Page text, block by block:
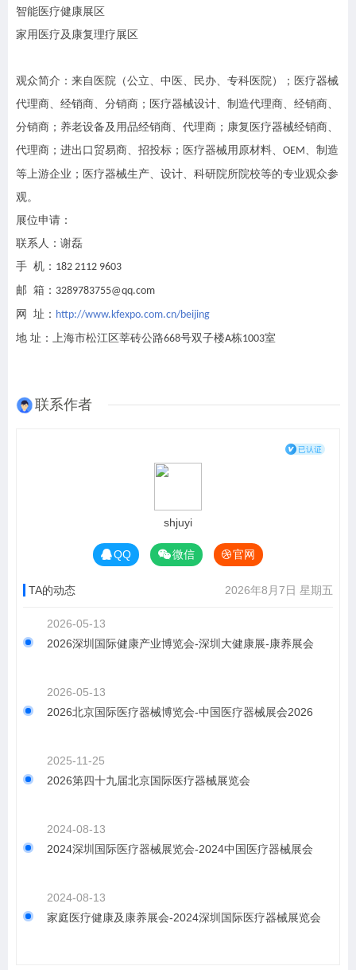
智能医疗健康展区
家用医疗及康复理疗展区
观众简介：来自医院（公立、中医、民办、专科医院）；医疗器械
代理商、经销商、分销商；医疗器械设计、制造代理商、经销商、
分销商；养老设备及用品经销商、代理商；康复医疗器械经销商、
代理商；进出口贸易商、招投标；医疗器械用原材料、 OEM、制造
等上游企业；医疗器械生产、设计、科研院所院校等的专业观众参
观。
展位申请 ：
联系人：谢磊
手 机： 182 2112 9603
邮 箱： 3289783755@qq.com
网
址： http://www.kfexpo.com.cn/beijing
地 址：上海市松江区莘砖公路668号双子楼A栋1003室
联系作者
shjuyi
QQ 微信 官网
TA的动态 2026年8月7日 星期五
2026-05-13
2026深圳国际健康产业博览会-深圳大健康展-康养展会
2026-05-13
2026北京国际医疗器械博览会-中国医疗器械展会2026
2025-11-25
2026第四十九届北京国际医疗器械展览会
2024-08-13
2024深圳国际医疗器械展览会-2024中国医疗器械展会
2024-08-13
家庭医疗健康及康养展会-2024深圳国际医疗器械展览会